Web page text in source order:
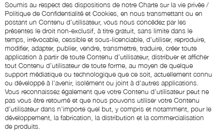
Soumis au respect des dispositions de notre Charte sur la vie privée /
Politique de Confidentialité et Cookies, en nous transmettant ou en
postant un Contenu d’utilisateur, vous nous concédez par les
présentes le droit non-exclusif, à titre gratuit, sans limite dans le
temps, irrévocable, cessible et sous-licenciable, d'utiliser, reproduire,
modifier, adapter, publier, vendre, transmettre, traduire, créer toute
application à partir de toute Contenu d’utilisateur, distribuer et afficher
tout Contenu d’utilisateur de toute forme, au moyen de quelque
support médiatique ou technologique que ce soit, actuellement connu
ou développé à l'avenir, isolément ou joint à d'autres applications.
Vous reconnaissez également que votre Contenu d’utilisateur peut ne
pas vous être retourné et que nous pouvons utiliser votre Contenu
d’utilisateur dans n'importe quel but, y compris et notamment, pour le
développement, la fabrication, la distribution et la commercialisation
de produits.